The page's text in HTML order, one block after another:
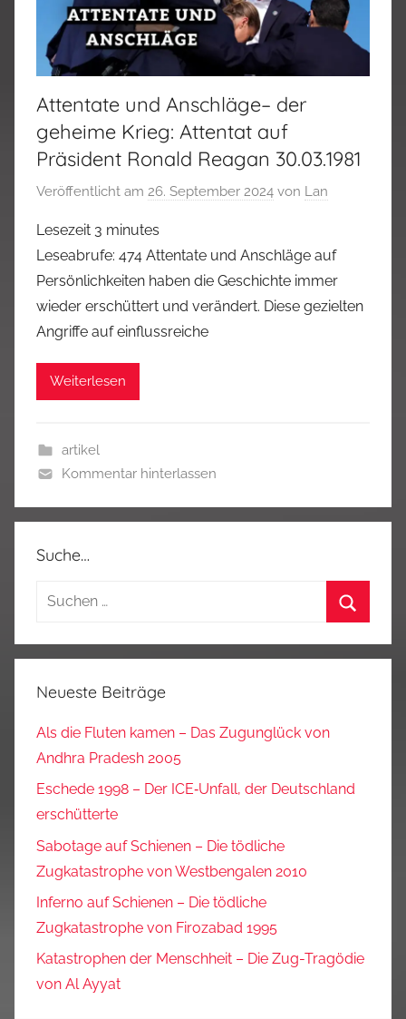
Attentate und Anschläge– der
geheime Krieg: Attentat auf
Präsident Ronald Reagan 30.03.1981
Veröffentlicht am 26. September 2024 von Lan
Lesezeit 3 minutes
Leseabrufe: 474 Attentate und Anschläge auf
Persönlichkeiten haben die Geschichte immer
wieder erschüttert und verändert. Diese gezielten
Angriffe auf einflussreiche
Weiterlesen
artikel
Kommentar hinterlassen
Suche…
Suchen
Neueste Beiträge
Als die Fluten kamen – Das Zugunglück von
Andhra Pradesh 2005
Eschede 1998 – Der ICE‑Unfall, der Deutschland
erschütterte
Sabotage auf Schienen – Die tödliche
Zugkatastrophe von Westbengalen 2010
Inferno auf Schienen – Die tödliche
Zugkatastrophe von Firozabad 1995
Katastrophen der Menschheit – Die Zug-Tragödie
von Al Ayyat